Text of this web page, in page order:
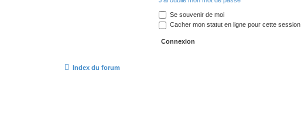
Se souvenir de moi
Cacher mon statut en ligne pour cette session
Index du forum